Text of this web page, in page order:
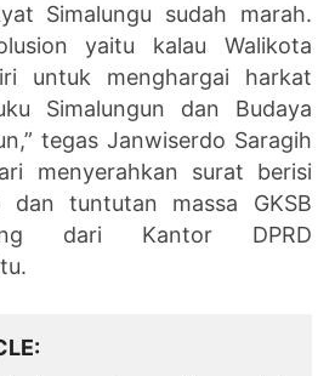
Simalungu sudah marah.
yaitu kalau Walikota
untuk menghargai harkat
Simalungun dan Budaya
tegas Janwiserdo Saragih
menyerahkan surat berisi
dan tuntutan massa GKSB
dari Kantor DPRD